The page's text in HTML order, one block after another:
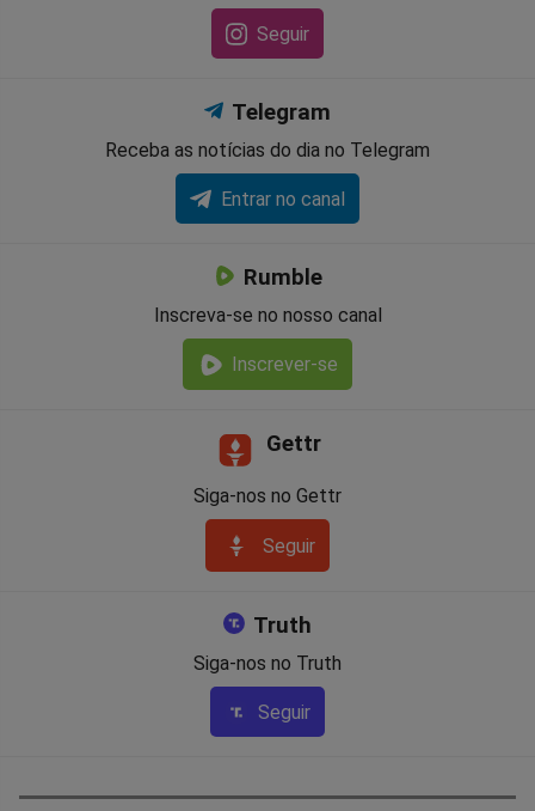
Seguir
Telegram
Receba as notícias do dia no Telegram
Entrar no canal
Rumble
Inscreva-se no nosso canal
Inscrever-se
Gettr
Siga-nos no Gettr
Seguir
Truth
Siga-nos no Truth
Seguir